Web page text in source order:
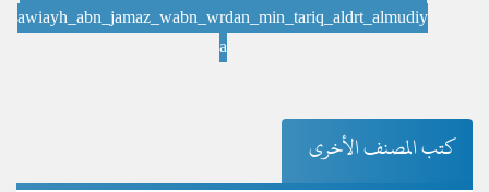
awiayh_abn_jamaz_wabn_wrdan_min_tariq_aldrt_almudiy
a
كتب المصنف الأخرى